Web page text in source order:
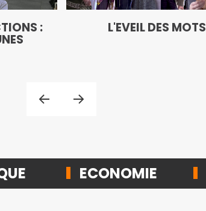
: L'EVEIL DES MOTS
ECONOMIE